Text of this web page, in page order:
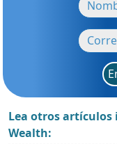
Lea otros artículos
Wealth: